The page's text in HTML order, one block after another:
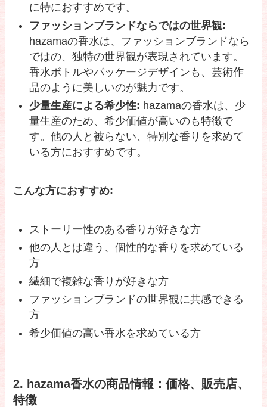
に特におすすめです。
ファッションブランドならではの世界観:
hazamaの香水は、ファッションブランドなら
ではの、独特の世界観が表現されています。
香水ボトルやパッケージデザインも、芸術作
品のように美しいのが魅力です。
少量生産による希少性: hazamaの香水は、少
量生産のため、希少価値が高いのも特徴で
す。他の人と被らない、特別な香りを求めて
いる方におすすめです。
こんな方におすすめ:
ストーリー性のある香りが好きな方
他の人とは違う、個性的な香りを求めている
方
繊細で複雑な香りが好きな方
ファッションブランドの世界観に共感できる
方
希少価値の高い香水を求めている方
2. hazama香水の商品情報：価格、販売店、
特徴